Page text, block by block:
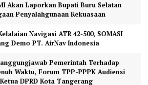
Akan Laporkan Bupati Buru Selatan
Penyalahgunaan Kekuasaan
Navigasi ATR 42-500, SOMASI
Demo PT. AirNav Indonesia
Pemerintah Terhadap
Waktu, Forum TPP-PPPK Audiensi
DPRD Kota Tangerang